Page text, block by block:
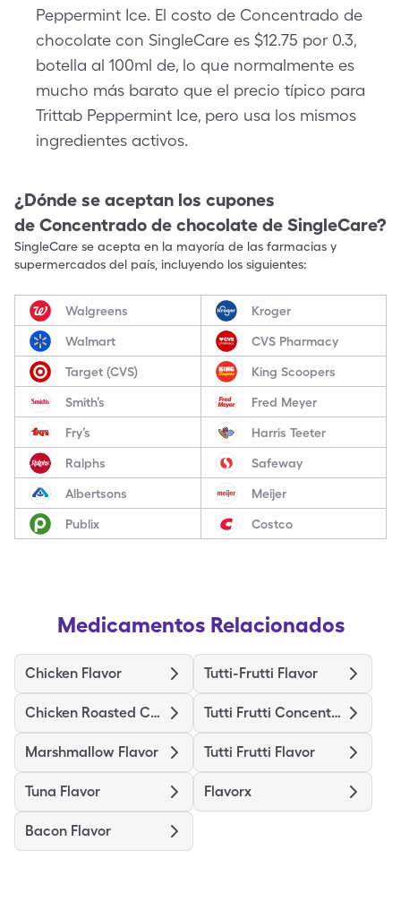
Peppermint Ice. El costo de Concentrado de
chocolate con SingleCare es $12.75 por 0.3,
botella al 100ml de, lo que normalmente es
mucho más barato que el precio típico para
Trittab Peppermint Ice, pero usa los mismos
ingredientes activos.
¿Dónde se aceptan los cupones
de Concentrado de chocolate de SingleCare?
SingleCare se acepta en la mayoría de las farmacias y
supermercados del país, incluyendo los siguientes:
Walgreens Kroger
Walmart CVS Pharmacy
Target (CVS) King Scoopers
Smith’s Fred Meyer
Fry’s Harris Teeter
Ralphs Safeway
Albertsons Meijer
Publix Costco
Medicamentos Relacionados
Chicken Flavor Tutti-Frutti Flavor
Chicken Roasted Concentrate Tutti Frutti Concentrate
Marshmallow Flavor Tutti Frutti Flavor
Tuna Flavor Flavorx
Bacon Flavor